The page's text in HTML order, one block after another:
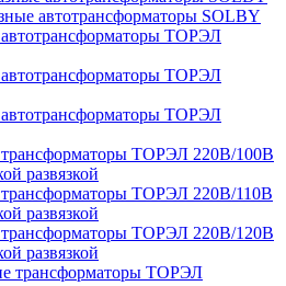
автотрансформаторы SOLBY
ТОРЭЛ
ТОРЭЛ
ТОРЭЛ
ТОРЭЛ 220В/100В
развязкой
ТОРЭЛ 220В/110В
развязкой
ТОРЭЛ 220В/120В
развязкой
трансформаторы ТОРЭЛ